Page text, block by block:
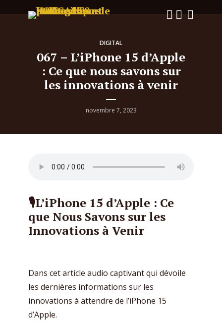
DIGITAL
067 – L’iPhone 15 d’Apple
: Ce que nous savons sur
les innovations à venir
novembre 7, 2023
🎙L’iPhone 15 d’Apple : Ce
que Nous Savons sur les
Innovations à Venir
Dans cet article audio captivant qui dévoile
les dernières informations sur les
innovations à attendre de l’iPhone 15
d’Apple.